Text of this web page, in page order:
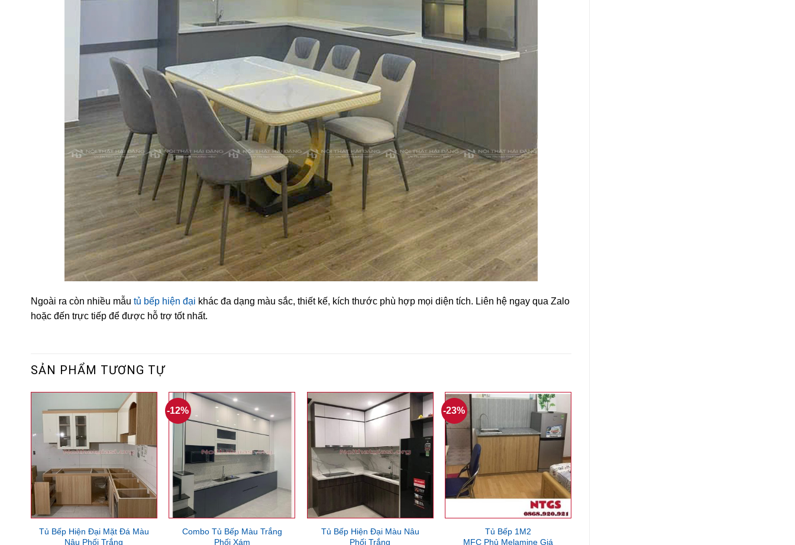
Ngoài ra còn nhiều mẫu tủ bếp hiện đại khác đa dạng màu sắc, thiết kế, kích thước phù hợp mọi diện tích. Liên hệ ngay qua Zalo
hoặc đến trực tiếp để được hỗ trợ tốt nhất.
SẢN PHẨM TƯƠNG TỰ
Tủ Bếp Hiện Đại Mặt Đá Màu
Nâu Phối Trắng
-12%
Combo Tủ Bếp Màu Trắng
Phối Xám
Tủ Bếp Hiện Đại Màu Nâu
Phối Trắng
-23%
Tủ Bếp 1M2
MFC Phủ Melamine Giá